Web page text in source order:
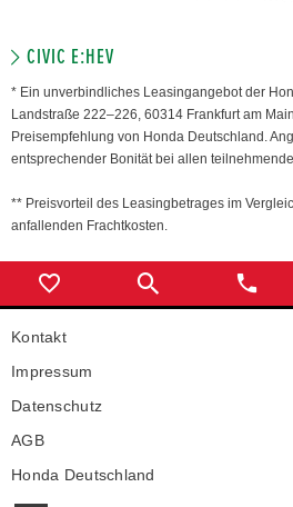
CIVIC E:HEV
* Ein unverbindliches Leasingangebot der
Landstraße 222–226, 60314 Frankfurt am
Preisempfehlung von Honda Deutschland.
entsprechender Bonität bei allen
** Preisvorteil des Leasingbetrages im
anfallenden Frachtkosten.
Kontakt
Impressum
Datenschutz
AGB
Honda Deutschland